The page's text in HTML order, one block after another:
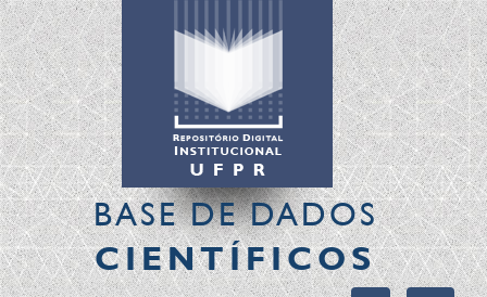
BASE DE DADOS
CIENTÍFICOS